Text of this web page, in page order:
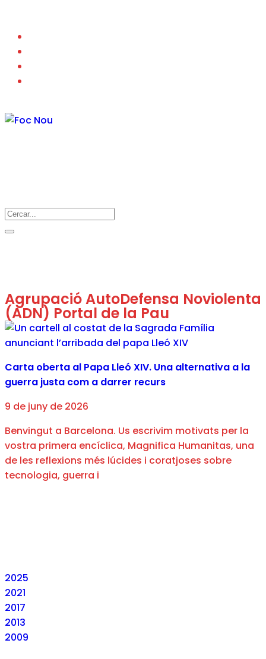
Agrupació AutoDefensa Noviolenta
(ADN) Portal de la Pau
Carta oberta al Papa Lleó XIV. Una alternativa a la
guerra justa com a darrer recurs
9 de juny de 2026
Benvingut a Barcelona. Us escrivim motivats per la
vostra primera encíclica, Magnifica Humanitas, una
de les reflexions més lúcides i coratjoses sobre
tecnologia, guerra i
2025
2021
2017
2013
2009